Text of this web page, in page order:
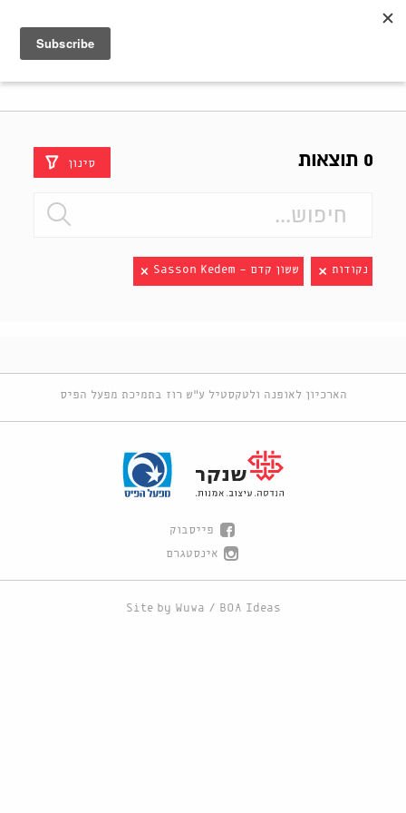
0 תוצאות סינון
נקודות ששון קדם - Sasson Kedem
הארכיון לאופנה ולטקסטיל ע"ש רוז בתמיכת מפעל הפיס
פייסבוק
אינסטגרם
Site by Wuwa / BOA Ideas